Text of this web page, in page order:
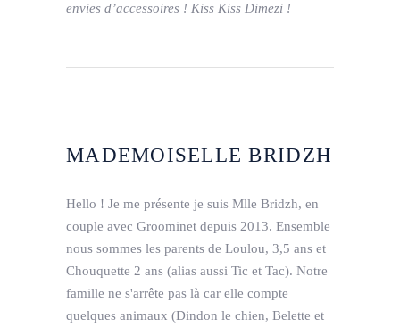
envies d’accessoires ! Kiss Kiss Dimezi !
MADEMOISELLE BRIDZH
Hello ! Je me présente je suis Mlle Bridzh, en
couple avec Groominet depuis 2013. Ensemble
nous sommes les parents de Loulou, 3,5 ans et
Chouquette 2 ans (alias aussi Tic et Tac). Notre
famille ne s'arrête pas là car elle compte
quelques animaux (Dindon le chien, Belette et